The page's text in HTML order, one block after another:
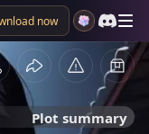
now
Plot summary